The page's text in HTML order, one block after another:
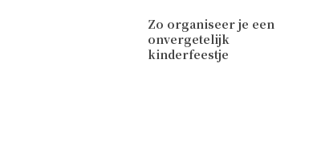
Zo organiseer je een
onvergetelijk
kinderfeestje